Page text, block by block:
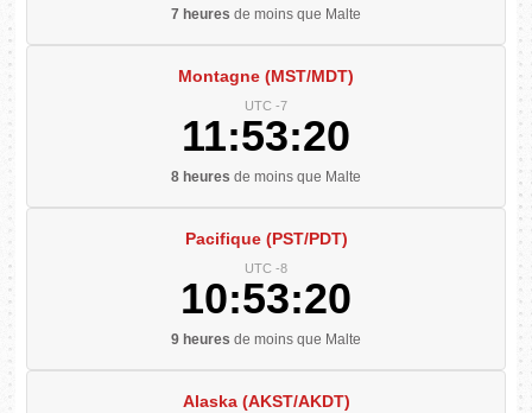
7 heures de moins que Malte
Montagne (MST/MDT)
UTC -7
11:53:21
8 heures de moins que Malte
Pacifique (PST/PDT)
UTC -8
10:53:21
9 heures de moins que Malte
Alaska (AKST/AKDT)